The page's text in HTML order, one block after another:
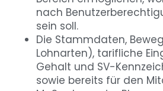
nach
sein soll.
Die Stammdaten,
Lohnarten), tarifliche
Gehalt und SV-
sowie bereits für den